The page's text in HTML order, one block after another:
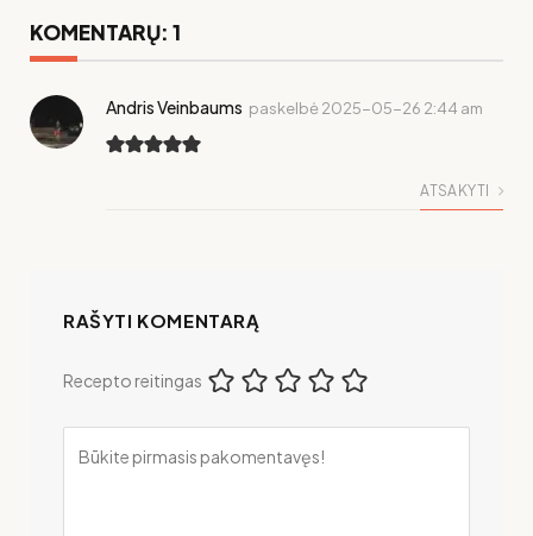
KOMENTARŲ: 1
Andris Veinbaums paskelbė 2025-05-26 2:44 am
ATSAKYTI
RAŠYTI KOMENTARĄ
Recepto reitingas